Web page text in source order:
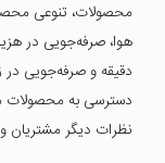
محصولات، تنوعی
هوا، صرفه‌جویی در
دقیقه و صرفه‌جویی در
دسترسی به محصولات
نظرات دیگر مشتریان